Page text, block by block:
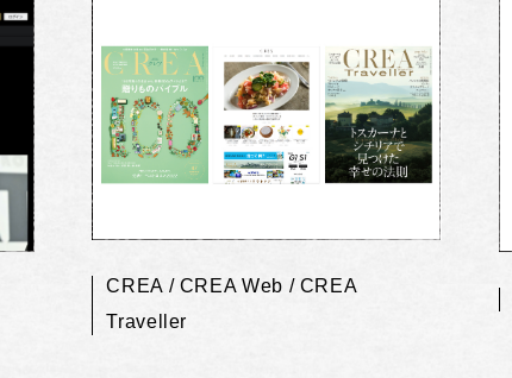
CREA / CREA Web / CREA
Traveller